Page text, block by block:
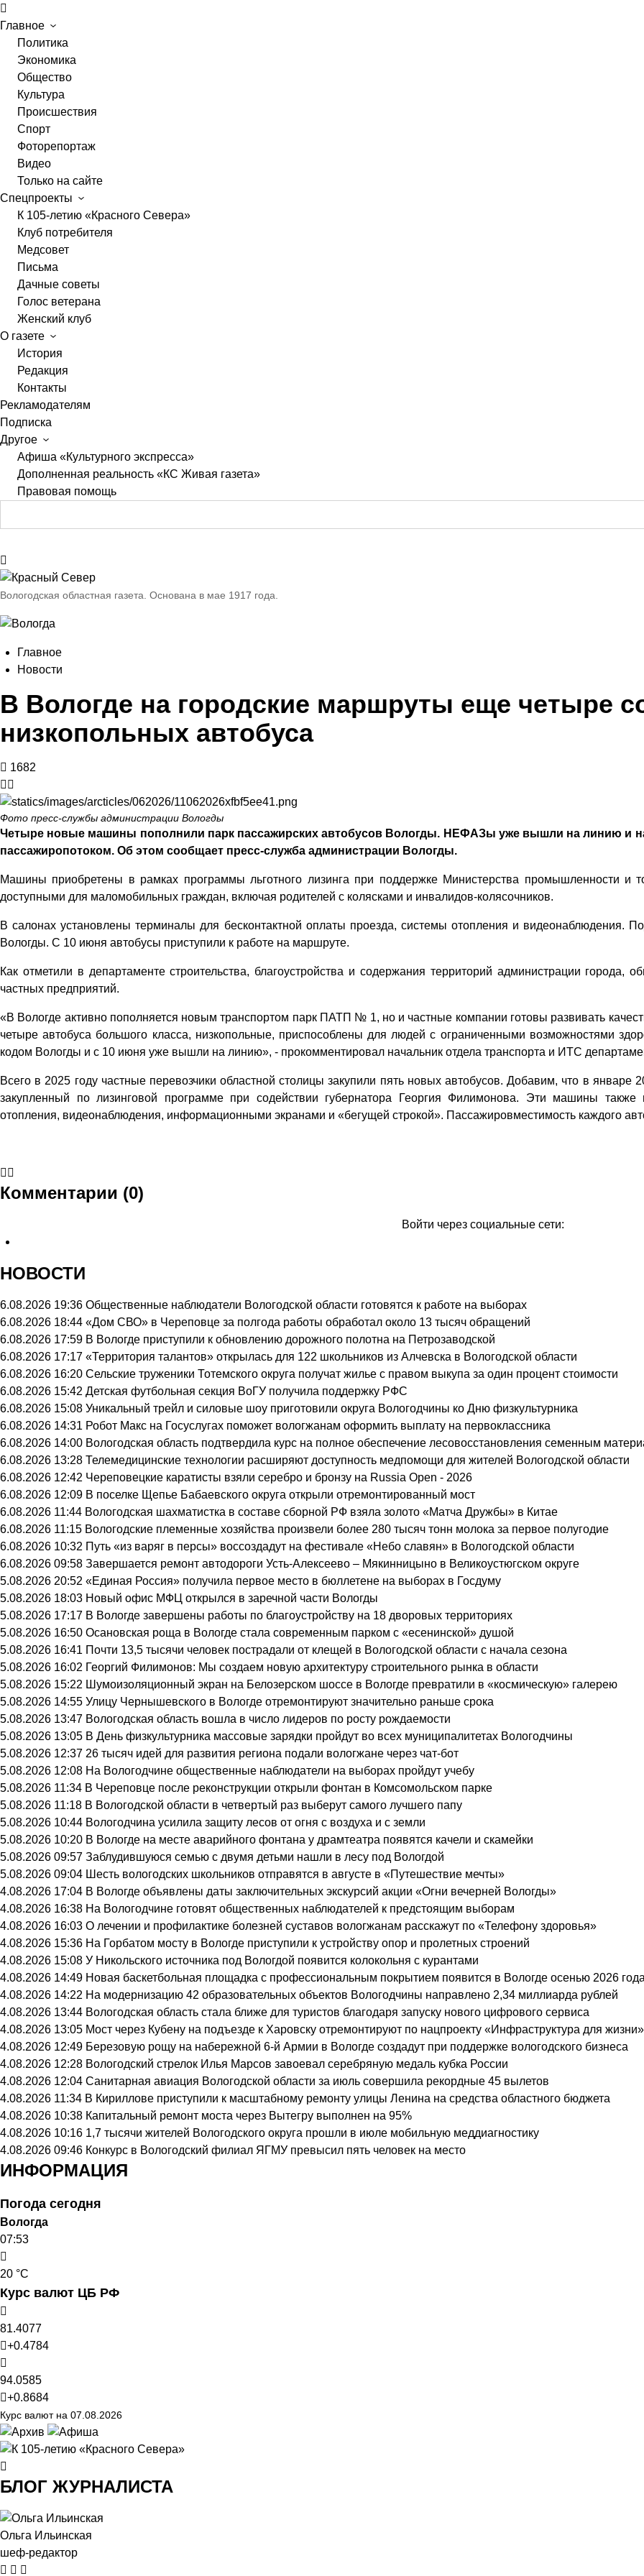
Главное
Политика
Экономика
Общество
Культура
Происшествия
Спорт
Фоторепортаж
Видео
Только на сайте
Спецпроекты
К 105-летию «Красного Севера»
Клуб потребителя
Медсовет
Письма
Дачные советы
Голос ветерана
Женский клуб
О газете
История
Редакция
Контакты
Рекламодателям
Подписка
Другое
Афиша «Культурного экспресса»
Дополненная реальность «КС Живая газета»
Правовая помощь
Вологодская областная газета. Основана в мае 1917 года.
Главное
Новости
В Вологде на городские маршруты еще четыре
низкопольных автобуса
1682
Фото пресс-службы администрации Вологды
Четыре новые машины пополнили парк пассажирских автобусов Вологды. НЕФАЗы уже вышли на линию и
пассажиропотоком. Об этом сообщает пресс-служба администрации Вологды.
Машины приобретены в рамках программы льготного лизинга при поддержке Министерства промышленности и
доступными для маломобильных граждан, включая родителей с колясками и инвалидов-колясочников.
В салонах установлены терминалы для бесконтактной оплаты проезда, системы отопления и видеонаблюдения.
Вологды. С 10 июня автобусы приступили к работе на маршруте.
Как отметили в департаменте строительства, благоустройства и содержания территорий администрации города,
частных предприятий.
«В Вологде активно пополняется новым транспортом парк ПАТП № 1, но и частные компании готовы развивать
четыре автобуса большого класса, низкопольные, приспособлены для людей с ограниченными возможностями
кодом Вологды и с 10 июня уже вышли на линию», - прокомментировал начальник отдела транспорта и ИТС
Всего в 2025 году частные перевозчики областной столицы закупили пять новых автобусов. Добавим, что в
закупленный по лизинговой программе при содействии губернатора Георгия Филимонова. Эти машины также
отопления, видеонаблюдения, информационными экранами и «бегущей строкой». Пассажировместимость каждого
Комментарии (0)
Войти через социальные сети:
НОВОСТИ
6.08.2026 19:36 Общественные наблюдатели Вологодской области готовятся к работе на выборах
6.08.2026 18:44 «Дом СВО» в Череповце за полгода работы обработал около 13 тысяч обращений
6.08.2026 17:59 В Вологде приступили к обновлению дорожного полотна на Петрозаводской
6.08.2026 17:17 «Территория талантов» открылась для 122 школьников из Алчевска в Вологодской области
6.08.2026 16:20 Сельские труженики Тотемского округа получат жилье с правом выкупа за один процент стоимости
6.08.2026 15:42 Детская футбольная секция ВоГУ получила поддержку РФС
6.08.2026 15:08 Уникальный трейл и силовые шоу приготовили округа Вологодчины ко Дню физкультурника
6.08.2026 14:31 Робот Макс на Госуслугах поможет вологжанам оформить выплату на первоклассника
6.08.2026 14:00 Вологодская область подтвердила курс на полное обеспечение лесовосстановления семенным
6.08.2026 13:28 Телемедицинские технологии расширяют доступность медпомощи для жителей Вологодской области
6.08.2026 12:42 Череповецкие каратисты взяли серебро и бронзу на Russia Open - 2026
6.08.2026 12:09 В поселке Щепье Бабаевского округа открыли отремонтированный мост
6.08.2026 11:44 Вологодская шахматистка в составе сборной РФ взяла золото «Матча Дружбы» в Китае
6.08.2026 11:15 Вологодские племенные хозяйства произвели более 280 тысяч тонн молока за первое полугодие
6.08.2026 10:32 Путь «из варяг в персы» воссоздадут на фестивале «Небо славян» в Вологодской области
6.08.2026 09:58 Завершается ремонт автодороги Усть-Алексеево – Мякинницыно в Великоустюгском округе
5.08.2026 20:52 «Единая Россия» получила первое место в бюллетене на выборах в Госдуму
5.08.2026 18:03 Новый офис МФЦ открылся в заречной части Вологды
5.08.2026 17:17 В Вологде завершены работы по благоустройству на 18 дворовых территориях
5.08.2026 16:50 Осановская роща в Вологде стала современным парком с «есенинской» душой
5.08.2026 16:41 Почти 13,5 тысячи человек пострадали от клещей в Вологодской области с начала сезона
5.08.2026 16:02 Георгий Филимонов: Мы создаем новую архитектуру строительного рынка в области
5.08.2026 15:22 Шумоизоляционный экран на Белозерском шоссе в Вологде превратили в «космическую» галерею
5.08.2026 14:55 Улицу Чернышевского в Вологде отремонтируют значительно раньше срока
5.08.2026 13:47 Вологодская область вошла в число лидеров по росту рождаемости
5.08.2026 13:05 В День физкультурника массовые зарядки пройдут во всех муниципалитетах Вологодчины
5.08.2026 12:37 26 тысяч идей для развития региона подали вологжане через чат-бот
5.08.2026 12:08 На Вологодчине общественные наблюдатели на выборах пройдут учебу
5.08.2026 11:34 В Череповце после реконструкции открыли фонтан в Комсомольском парке
5.08.2026 11:18 В Вологодской области в четвертый раз выберут самого лучшего папу
5.08.2026 10:44 Вологодчина усилила защиту лесов от огня с воздуха и с земли
5.08.2026 10:20 В Вологде на месте аварийного фонтана у драмтеатра появятся качели и скамейки
5.08.2026 09:57 Заблудившуюся семью с двумя детьми нашли в лесу под Вологдой
5.08.2026 09:04 Шесть вологодских школьников отправятся в августе в «Путешествие мечты»
4.08.2026 17:04 В Вологде объявлены даты заключительных экскурсий акции «Огни вечерней Вологды»
4.08.2026 16:38 На Вологодчине готовят общественных наблюдателей к предстоящим выборам
4.08.2026 16:03 О лечении и профилактике болезней суставов вологжанам расскажут по «Телефону здоровья»
4.08.2026 15:36 На Горбатом мосту в Вологде приступили к устройству опор и пролетных строений
4.08.2026 15:08 У Никольского источника под Вологдой появится колокольня с курантами
4.08.2026 14:49 Новая баскетбольная площадка с профессиональным покрытием появится в Вологде осенью 2026 года
4.08.2026 14:22 На модернизацию 42 образовательных объектов Вологодчины направлено 2,34 миллиарда рублей
4.08.2026 13:44 Вологодская область стала ближе для туристов благодаря запуску нового цифрового сервиса
4.08.2026 13:05 Мост через Кубену на подъезде к Харовску отремонтируют по нацпроекту «Инфраструктура для жизни»
4.08.2026 12:49 Березовую рощу на набережной 6-й Армии в Вологде создадут при поддержке вологодского бизнеса
4.08.2026 12:28 Вологодский стрелок Илья Марсов завоевал серебряную медаль кубка России
4.08.2026 12:04 Санитарная авиация Вологодской области за июль совершила рекордные 45 вылетов
4.08.2026 11:34 В Кириллове приступили к масштабному ремонту улицы Ленина на средства областного бюджета
4.08.2026 10:38 Капитальный ремонт моста через Вытегру выполнен на 95%
4.08.2026 10:16 1,7 тысячи жителей Вологодского округа прошли в июле мобильную меддиагностику
4.08.2026 09:46 Конкурс в Вологодский филиал ЯГМУ превысил пять человек на место
ИНФОРМАЦИЯ
Погода сегодня
Вологда
07:53
20 °C
Курс валют ЦБ РФ
81.4077
+0.4784
94.0585
+0.8684
Курс валют на 07.08.2026
БЛОГ ЖУРНАЛИСТА
Ольга Ильинская
шеф-редактор